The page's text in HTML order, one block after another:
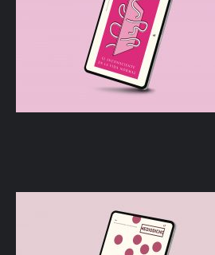
AÑADIR AL CARRITO /